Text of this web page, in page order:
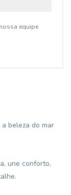
equipe
beleza do mar
une conforto,